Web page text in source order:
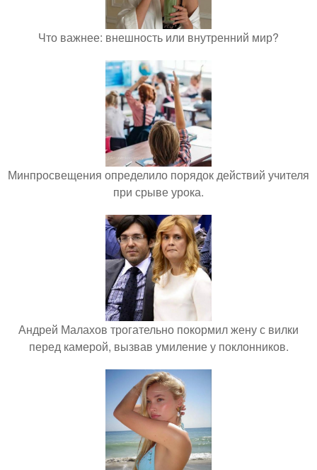
Что важнее: внешность или внутренний мир?
Минпросвещения определило порядок действий учителя
при срыве урока.
Андрей Малахов трогательно покормил жену с вилки
перед камерой, вызвав умиление у поклонников.